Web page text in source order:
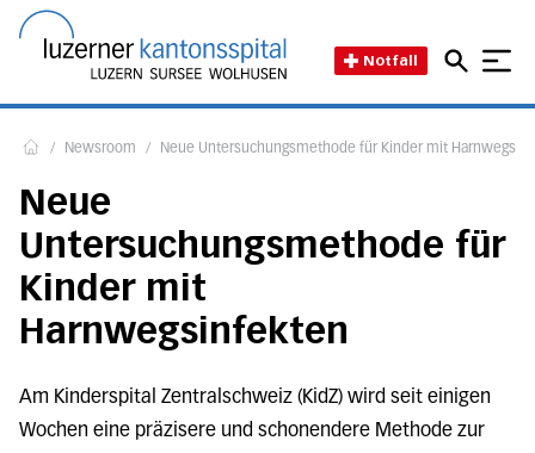
Notfall
/ Newsroom / Neue Untersuchungsmethode für Kinder mit
Neue
Untersuchungsmethode für
Kinder mit
Harnwegsinfekten
Am Kinderspital Zentralschweiz (KidZ) wird seit einigen
Wochen eine präzisere und schonendere Methode zur